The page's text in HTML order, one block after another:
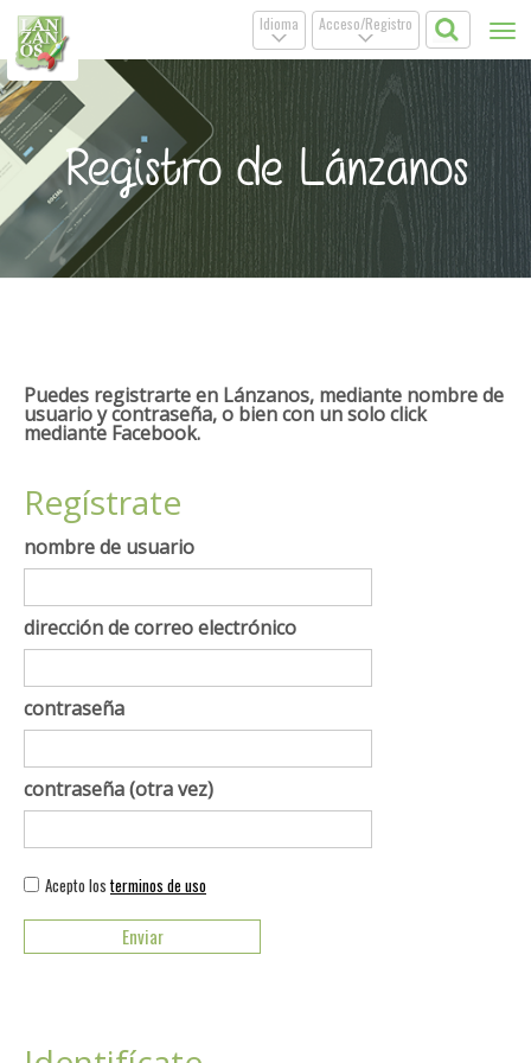
Acceso/Registro
.
Idioma
.
Registro de Lánzanos
Puedes registrarte en Lánzanos, mediante nombre de
usuario y contraseña, o bien con un solo click
mediante Facebook.
Regístrate
nombre de usuario
dirección de correo electrónico
contraseña
contraseña (otra vez)
Acepto los terminos de uso